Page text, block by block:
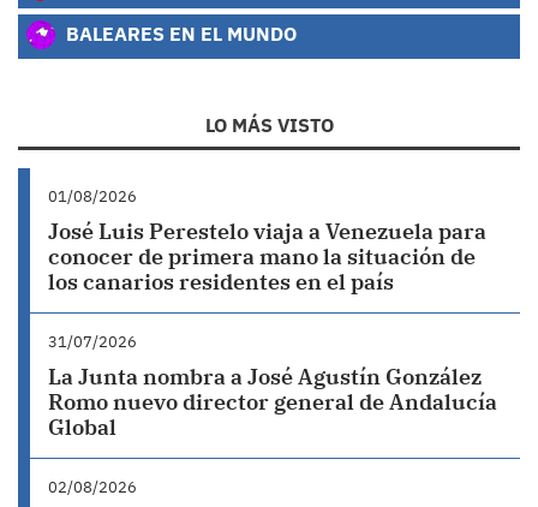
BALEARES EN EL MUNDO
LO MÁS VISTO
01/08/2026
José Luis Perestelo viaja a Venezuela para
conocer de primera mano la situación de
los canarios residentes en el país
31/07/2026
La Junta nombra a José Agustín González
Romo nuevo director general de Andalucía
Global
02/08/2026